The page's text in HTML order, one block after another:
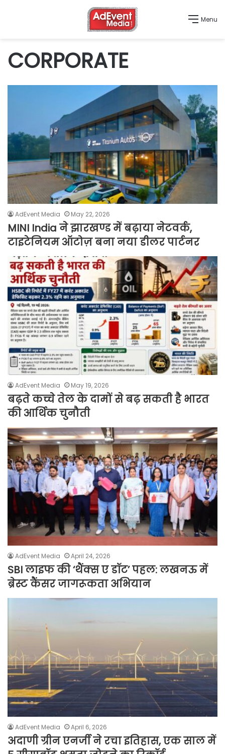
Menu
CORPORATE
AdEvent Media May 22, 2026
MINI India ने झारखण्ड में बढ़ाया नेटवर्क,
टाइटेनियम ऑटोज़ बना नया डीलर पार्टनर
AdEvent Media May 19, 2026
बढ़ते कच्चे तेल के दामों से बढ़ सकती है भारत
की आर्थिक चुनौती
AdEvent Media April 24, 2026
SBI लाइफ की ‘थैंक्स ए डॉट’ पहल: लखनऊ में
ब्रेस्ट कैंसर जागरूकता अभियान
AdEvent Media April 6, 2026
अदाणी ग्रीन एनर्जी ने रचा इतिहास, एक साल में